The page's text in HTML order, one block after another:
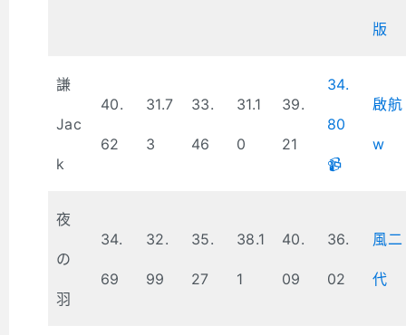
版
謙
Jac
k
40.
62
31.7
3
33.
46
31.1
0
39.
21
34.
80
📹
啟航
w
夜
の
羽
34.
69
32.
99
35.
27
38.1
1
40.
09
36.
02
風二
代